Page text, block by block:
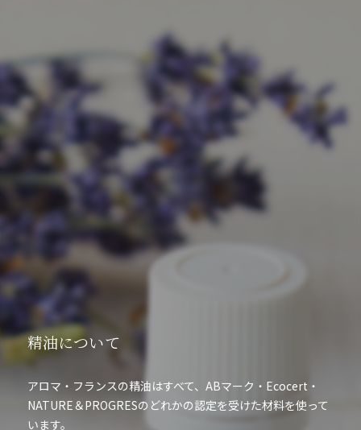
精油について
アロマ・フランスの精油はすべて、ABマーク・Ecocert・
NATURE＆PROGRESのどれかの認定を受けた材料を使って
います。